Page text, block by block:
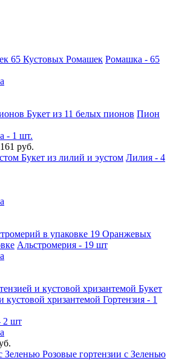
65 Кустовых Ромашек Ромашка - 65
Букет из 11 белых пионов Пион
- 1 шт.
руб.
Букет из лилий и эустом Лилия - 4
19 Оранжевых
Альстромерия - 19 шт
Букет
кустовой хризантемой Гортензия - 1
2 шт
Розовые гортензии с Зеленью